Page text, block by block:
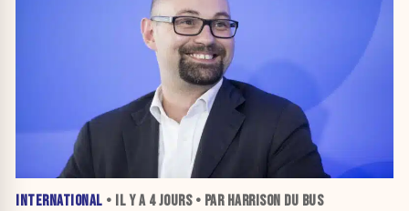
INTERNATIONAL • IL Y A 4 JOURS• PAR HARRISON DU BUS